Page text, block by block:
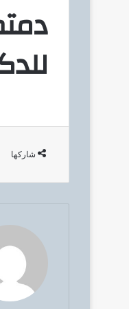
شاركها